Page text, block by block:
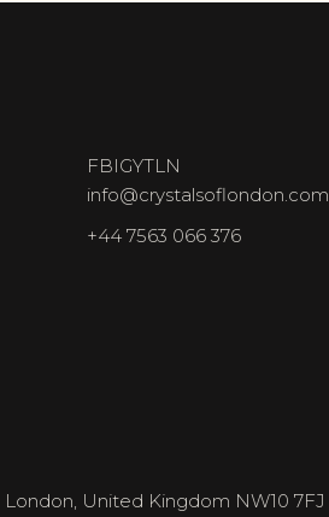
FBIGYTLN
info@crystalsoflondon.com
+44 7563 066 376
United Kingdom NW10 7FJ